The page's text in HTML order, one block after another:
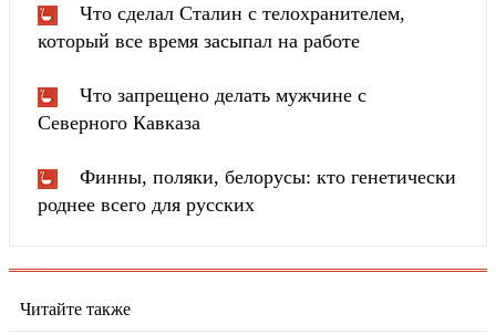
Что сделал Сталин с телохранителем,
который все время засыпал на работе
Что запрещено делать мужчине с
Северного Кавказа
Финны, поляки, белорусы: кто генетически
роднее всего для русских
Читайте также